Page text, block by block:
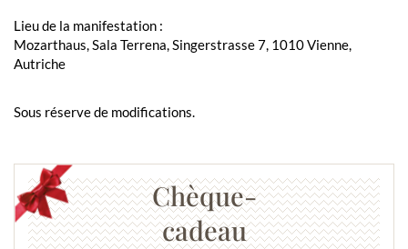
Lieu de la manifestation :
Mozarthaus, Sala Terrena, Singerstrasse 7, 1010 Vienne,
Autriche
Sous réserve de modifications.
Chèque-
cadeau